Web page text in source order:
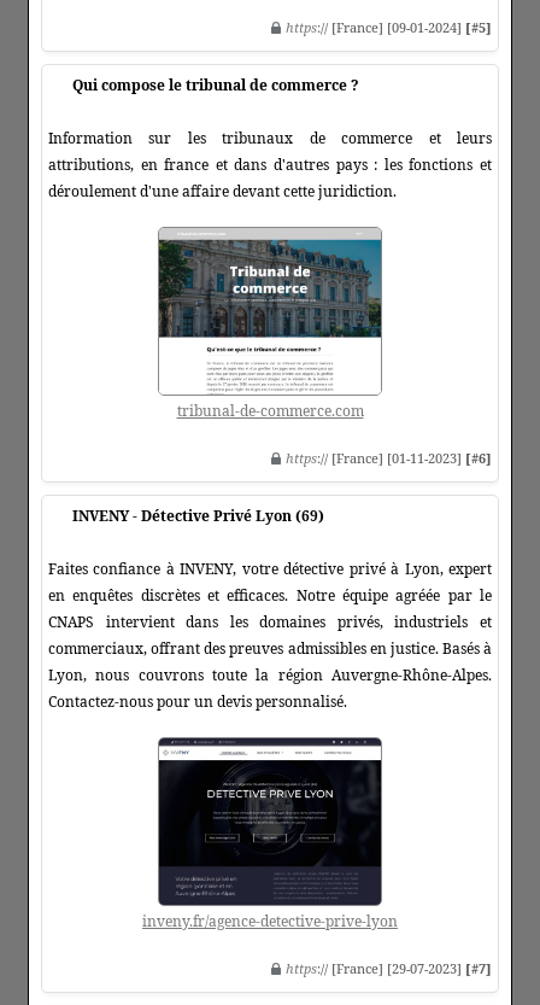
https:// [France] [09-01-2024] [#5]
Qui compose le tribunal de commerce ?
Information sur les tribunaux de commerce et leurs
attributions, en france et dans d'autres pays : les fonctions et
déroulement d'une affaire devant cette juridiction.
tribunal-de-commerce.com
https:// [France] [01-11-2023] [#6]
INVENY - Détective Privé Lyon (69)
Faites confiance à INVENY, votre détective privé à Lyon, expert
en enquêtes discrètes et efficaces. Notre équipe agréée par le
CNAPS intervient dans les domaines privés, industriels et
commerciaux, offrant des preuves admissibles en justice. Basés à
Lyon, nous couvrons toute la région Auvergne-Rhône-Alpes.
Contactez-nous pour un devis personnalisé.
inveny.fr/agence-detective-prive-lyon
https:// [France] [29-07-2023] [#7]